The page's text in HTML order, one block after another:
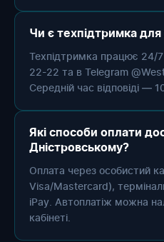
Чи є техпідтримка
Техпідтримка працює 24/
22-22 та в Telegram
Середній час відповіді —
Які способи оплати
Дністровському?
Оплата через особистий
Visa/Mastercard),
iPay. Автоплатіж можна
кабінеті.